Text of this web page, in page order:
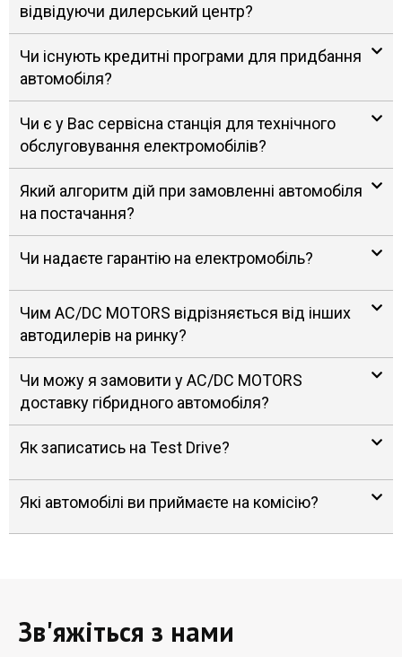
відвідуючи дилерський центр?
Чи існують кредитні програми для придбання
автомобіля?
Чи є у Вас сервісна станція для технічного
обслуговування електромобілів?
Який алгоритм дій при замовленні автомобіля
на постачання?
Чи надаєте гарантію на електромобіль?
Чим AC/DC MOTORS відрізняється від інших
автодилерів на ринку?
Чи можу я замовити у AC/DC MOTORS
доставку гібридного автомобіля?
Як записатись на Test Drive?
Які автомобілі ви приймаєте на комісію?
Зв'яжіться з нами